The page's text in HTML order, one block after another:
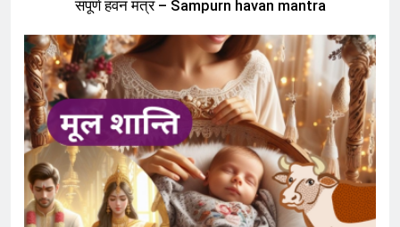
संपूर्ण हवन मंत्र – Sampurn havan mantra